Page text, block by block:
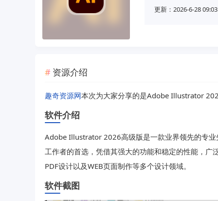
更新：2026-6-28
资源介绍
趣奇资源网本次为大家分享的是Adobe Illustrator
软件介绍
Adobe Illustrator 2026高级版是一款业界领先的专
工作者的首选，凭借其强大的功能和稳定的性能，
PDF设计以及WEB页面制作等多个设计领域。
软件截图